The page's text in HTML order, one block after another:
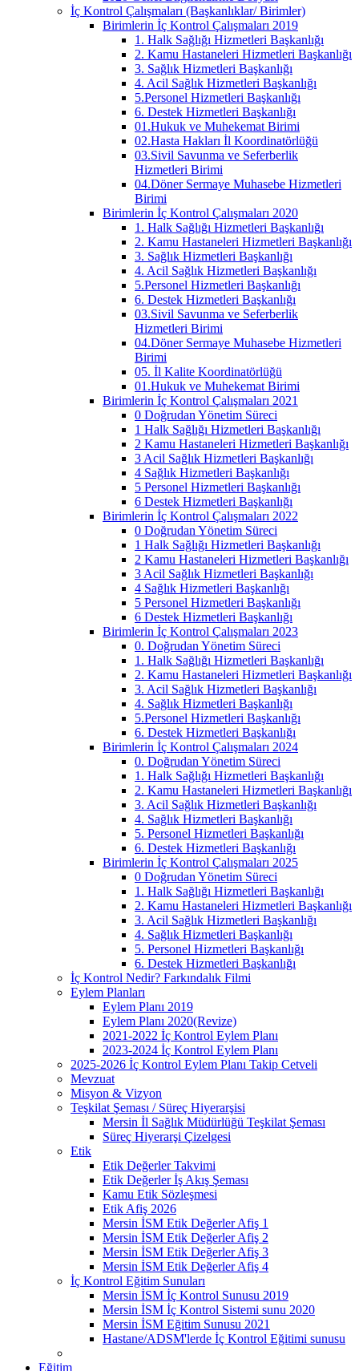
İç Kontrol Çalışmaları (Başkanlıklar/ Birimler)
Birimlerin İç Kontrol Çalışmaları 2019
1. Halk Sağlığı Hizmetleri Başkanlığı
2. Kamu Hastaneleri Hizmetleri Başkanlığı
3. Sağlık Hizmetleri Başkanlığı
4. Acil Sağlık Hizmetleri Başkanlığı
5.Personel Hizmetleri Başkanlığı
6. Destek Hizmetleri Başkanlığı
01.Hukuk ve Muhekemat Birimi
02.Hasta Hakları İl Koordinatörlüğü
03.Sivil Savunma ve Seferberlik
Hizmetleri Birimi
04.Döner Sermaye Muhasebe Hizmetleri
Birimi
Birimlerin İç Kontrol Çalışmaları 2020
1. Halk Sağlığı Hizmetleri Başkanlığı
2. Kamu Hastaneleri Hizmetleri Başkanlığı
3. Sağlık Hizmetleri Başkanlığı
4. Acil Sağlık Hizmetleri Başkanlığı
5.Personel Hizmetleri Başkanlığı
6. Destek Hizmetleri Başkanlığı
03.Sivil Savunma ve Seferberlik
Hizmetleri Birimi
04.Döner Sermaye Muhasebe Hizmetleri
Birimi
05. İl Kalite Koordinatörlüğü
01.Hukuk ve Muhekemat Birimi
Birimlerin İç Kontrol Çalışmaları 2021
0 Doğrudan Yönetim Süreci
1 Halk Sağlığı Hizmetleri Başkanlığı
2 Kamu Hastaneleri Hizmetleri Başkanlığı
3 Acil Sağlık Hizmetleri Başkanlığı
4 Sağlık Hizmetleri Başkanlığı
5 Personel Hizmetleri Başkanlığı
6 Destek Hizmetleri Başkanlığı
Birimlerin İç Kontrol Çalışmaları 2022
0 Doğrudan Yönetim Süreci
1 Halk Sağlığı Hizmetleri Başkanlığı
2 Kamu Hastaneleri Hizmetleri Başkanlığı
3 Acil Sağlık Hizmetleri Başkanlığı
4 Sağlık Hizmetleri Başkanlığı
5 Personel Hizmetleri Başkanlığı
6 Destek Hizmetleri Başkanlığı
Birimlerin İç Kontrol Çalışmaları 2023
0. Doğrudan Yönetim Süreci
1. Halk Sağlığı Hizmetleri Başkanlığı
2. Kamu Hastaneleri Hizmetleri Başkanlığı
3. Acil Sağlık Hizmetleri Başkanlığı
4. Sağlık Hizmetleri Başkanlığı
5.Personel Hizmetleri Başkanlığı
6. Destek Hizmetleri Başkanlığı
Birimlerin İç Kontrol Çalışmaları 2024
0. Doğrudan Yönetim Süreci
1. Halk Sağlığı Hizmetleri Başkanlığı
2. Kamu Hastaneleri Hizmetleri Başkanlığı
3. Acil Sağlık Hizmetleri Başkanlığı
4. Sağlık Hizmetleri Başkanlığı
5. Personel Hizmetleri Başkanlığı
6. Destek Hizmetleri Başkanlığı
Birimlerin İç Kontrol Çalışmaları 2025
0 Doğrudan Yönetim Süreci
1. Halk Sağlığı Hizmetleri Başkanlığı
2. Kamu Hastaneleri Hizmetleri Başkanlığı
3. Acil Sağlık Hizmetleri Başkanlığı
4. Sağlık Hizmetleri Başkanlığı
5. Personel Hizmetleri Başkanlığı
6. Destek Hizmetleri Başkanlığı
İç Kontrol Nedir? Farkındalık Filmi
Eylem Planları
Eylem Planı 2019
Eylem Planı 2020(Revize)
2021-2022 İç Kontrol Eylem Planı
2023-2024 İç Kontrol Eylem Planı
2025-2026 İç Kontrol Eylem Planı Takip Cetveli
Mevzuat
Misyon & Vizyon
Teşkilat Şeması / Süreç Hiyerarşisi
Mersin İl Sağlık Müdürlüğü Teşkilat Şeması
Süreç Hiyerarşi Çizelgesi
Etik
Etik Değerler Takvimi
Etik Değerler İş Akış Şeması
Kamu Etik Sözleşmesi
Etik Afiş 2026
Mersin İSM Etik Değerler Afiş 1
Mersin İSM Etik Değerler Afiş 2
Mersin İSM Etik Değerler Afiş 3
Mersin İSM Etik Değerler Afiş 4
İç Kontrol Eğitim Sunuları
Mersin İSM İç Kontrol Sunusu 2019
Mersin İSM İç Kontrol Sistemi sunu 2020
Mersin İSM Eğitim Sunusu 2021
Hastane/ADSM'lerde İç Kontrol Eğitimi sunusu
Eğitim